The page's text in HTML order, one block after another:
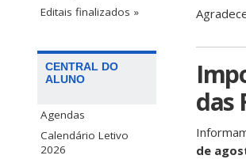
Editais finalizados »
CENTRAL DO
ALUNO
Agendas
Calendário Letivo
2026
das
de